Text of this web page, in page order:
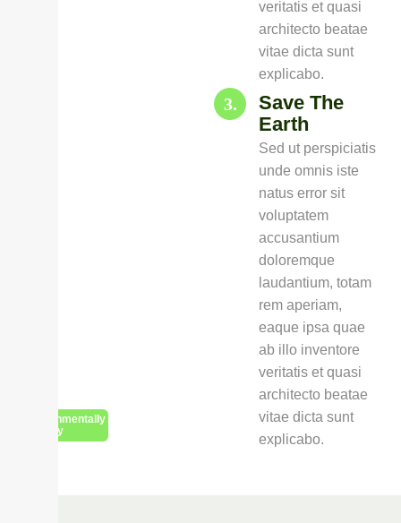
Environmentally
Friendly
veritatis et quasi
architecto beatae
vitae dicta sunt
explicabo.
3.
Save The
Earth
Sed ut perspiciatis
unde omnis iste
natus error sit
voluptatem
accusantium
doloremque
laudantium, totam
rem aperiam,
eaque ipsa quae
ab illo inventore
veritatis et quasi
architecto beatae
vitae dicta sunt
explicabo.